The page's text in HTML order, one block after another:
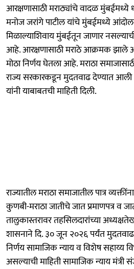
आरक्षणासाठी मराठ्यांचे वादळ
मनोज जरांगे पाटील यांचे मुंबईमध्ये
मिळाल्याशिवाय मुंबईतून जाणार
आहे. आरक्षणासाठी मराठे आक्रमक झाले
मोठा निर्णय घेतला आहे. मराठा
राज्य सरकारकडून मुदतवाढ देण्यात
यांनी याबाबतची माहिती दिली.
राज्यातील मराठा समाजातील पात्र
कुणबी-मराठा जातीचे जात प्रमाणपत्र व
तालुकास्तरावर तहसिलदारांच्या
शासनाने दि. ३० जून २०२६ पर्यंत
निर्णय सामाजिक न्याय व विशेष सहाय्य
असल्याची माहिती सामाजिक न्याय